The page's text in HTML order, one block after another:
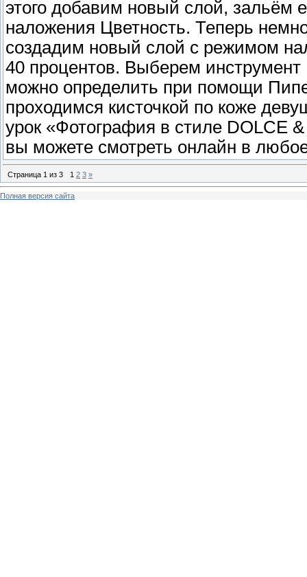
этого добавим новый слой, зальём
наложения Цветность. Теперь
создадим новый слой с режимом
40 процентов. Выберем
можно определить при помощи
проходимся кисточкой по коже
урок «Фотография в стиле DOLCE
вы можете смотреть онлайн в
Страница 1 из 3 1 2 3 »
Полная версия сайта